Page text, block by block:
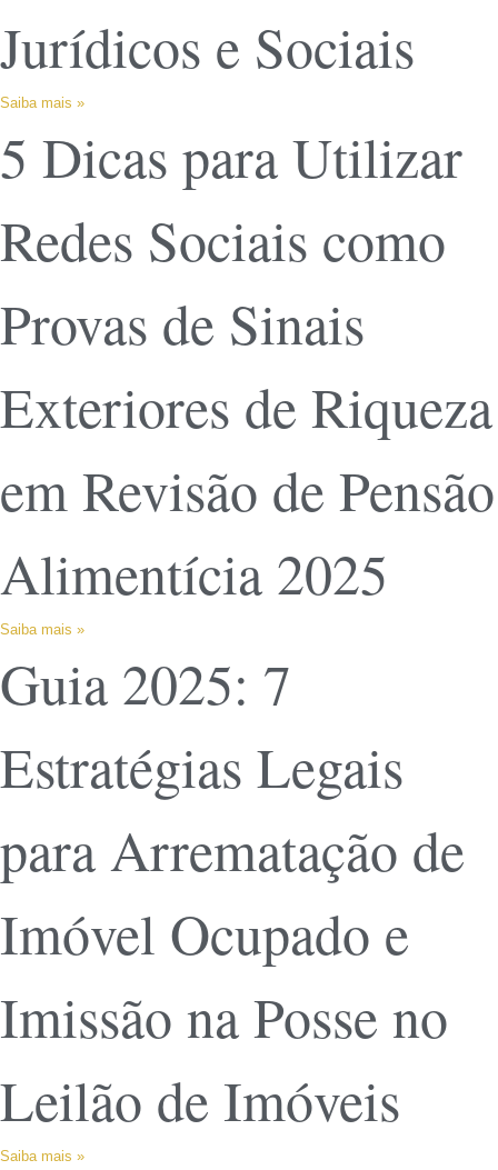
Jurídicos e Sociais
Saiba mais »
5 Dicas para Utilizar
Redes Sociais como
Provas de Sinais
Exteriores de Riqueza
em Revisão de Pensão
Alimentícia 2025
Saiba mais »
Guia 2025: 7
Estratégias Legais
para Arrematação de
Imóvel Ocupado e
Imissão na Posse no
Leilão de Imóveis
Saiba mais »